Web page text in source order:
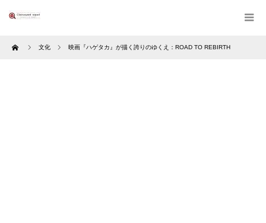
Home 文化 映画『ハゲタカ』が描く誇りのゆくえ：ROAD TO REBIRTH